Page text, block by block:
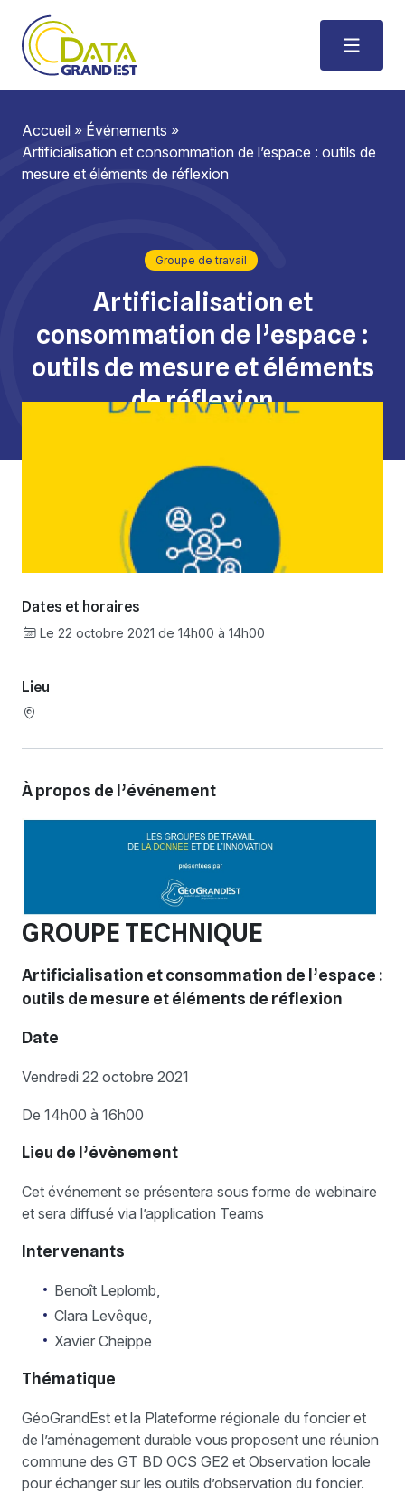
Accueil » Événements »
Artificialisation et consommation de l’espace : outils de
mesure et éléments de réflexion
Groupe de travail
Artificialisation et
consommation de l’espace :
outils de mesure et éléments
de réflexion
Dates et horaires
Le 22 octobre 2021 de 14h00 à 14h00
Lieu
À propos de l’événement
GROUPE TECHNIQUE
Artificialisation et consommation de l’espace :
outils de mesure et éléments de réflexion
Date
Vendredi 22 octobre 2021
De 14h00 à 16h00
Lieu de l’évènement
Cet événement se présentera sous forme de webinaire
et sera diffusé via l’application Teams
Intervenants
Benoît Leplomb,
Clara Levêque,
Xavier Cheippe
Thématique
GéoGrandEst et la Plateforme régionale du foncier et
de l’aménagement durable vous proposent une réunion
commune des GT BD OCS GE2 et Observation locale
pour échanger sur les outils d’observation du foncier.